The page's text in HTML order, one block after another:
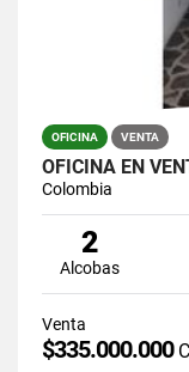
OFICINA VENTA
OFICINA EN
Colombia
2
Alcobas
Venta
$335.000.000